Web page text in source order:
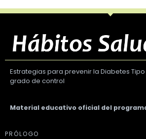
Estrategias para prevenir la Diabetes
grado de control
Material educativo oficial del programa
PRÓLOGO